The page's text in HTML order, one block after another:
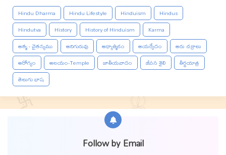
Hindu Dharma Hindu Lifestyle Hinduism
Hindus
Hindutva
History History of Hinduism
Karma
ఆత్మ - చైతన్యము
ఆదిగురువు ఆధ్యాత్మికం ఆయర్వేదం
ఆరు చక్రాలు
ఆరోగ్యం
ఆలయం-Temple జాతీయవాదం జీవన శైలి
తీర్థయాత్ర
తెలుగు భాష
Follow by Email